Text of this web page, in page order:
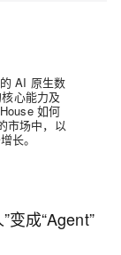
AI 原生数
心能力及
如何
市场中，以
长。
变成“Agent”